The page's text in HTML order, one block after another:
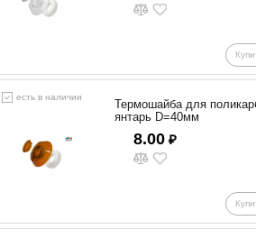
есть в наличии
Термошайба для
янтарь D=40мм
8.00 ₽